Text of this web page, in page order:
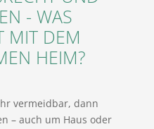
- WAS
MIT DEM
HEIM?
vermeidbar, dann
– auch um Haus oder